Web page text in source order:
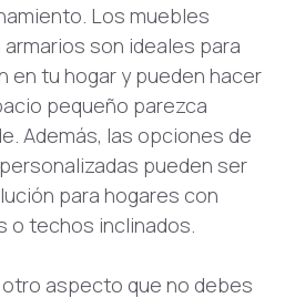
Los muebles
son ideales para
en tu hogar y pueden hacer
pequeño parezca
Además, las opciones de
pueden ser
para hogares con
o techos inclinados.
aspecto que no debes